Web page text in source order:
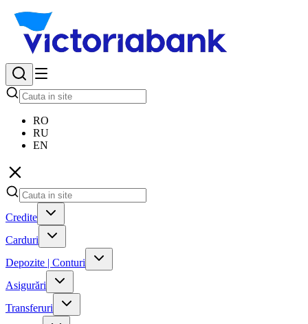
RO
RU
EN
Credite
Carduri
Depozite | Conturi
Asigurări
Transferuri